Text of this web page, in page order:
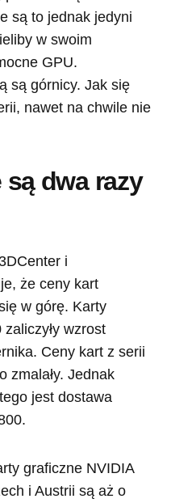
są to jednak jedyni
w swoim
GPU.
są górnicy. Jak się
nawet na chwile nie
dwa razy
i
że ceny kart
w górę. Karty
wzrost
Ceny kart z serii
zmalały. Jednak
jest dostawa
graficzne NVIDIA
i Austrii są aż o